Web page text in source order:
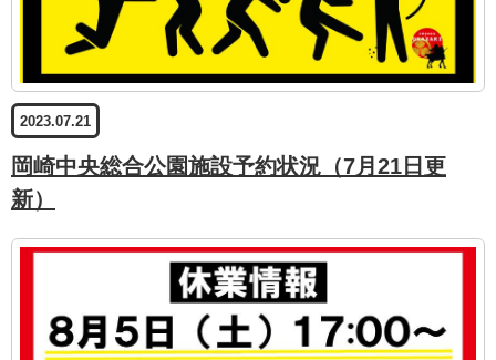
2023.07.21
岡崎中央総合公園施設予約状況（7月21日更
新）